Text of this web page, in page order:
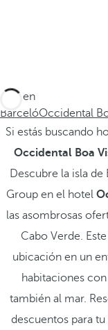
Está en
BarcelóOccidental
Si estás buscando
Occidental Boa
Descubre la isla
Group en el hotel
las asombrosas
Cabo Verde.
ubicación en un
habitaciones
también al mar.
descuentos para